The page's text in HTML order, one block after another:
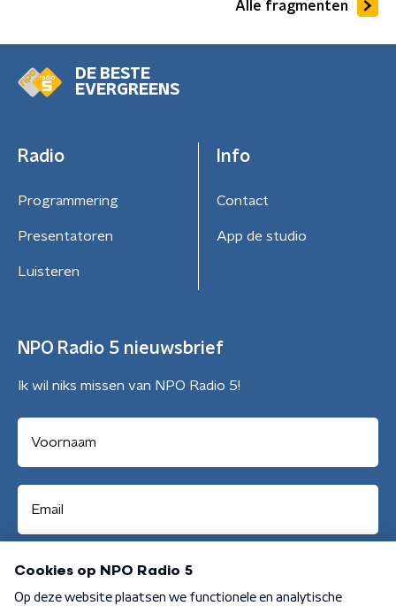
Alle fragmenten
DE BESTE
EVERGREENS
Radio
Programmering
Presentatoren
Luisteren
Info
Contact
App de studio
NPO Radio 5 nieuwsbrief
Ik wil niks missen van NPO Radio 5!
Aanmelden